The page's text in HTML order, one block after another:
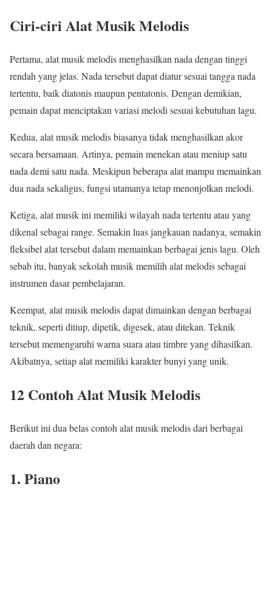
Ciri-ciri Alat Musik Melodis
Pertama, alat musik melodis menghasilkan nada dengan tinggi
rendah yang jelas. Nada tersebut dapat diatur sesuai tangga nada
tertentu, baik diatonis maupun pentatonis. Dengan demikian,
pemain dapat menciptakan variasi melodi sesuai kebutuhan lagu.
Kedua, alat musik melodis biasanya tidak menghasilkan akor
secara bersamaan. Artinya, pemain menekan atau meniup satu
nada demi satu nada. Meskipun beberapa alat mampu memainkan
dua nada sekaligus, fungsi utamanya tetap menonjolkan melodi.
Ketiga, alat musik ini memiliki wilayah nada tertentu atau yang
dikenal sebagai range. Semakin luas jangkauan nadanya, semakin
fleksibel alat tersebut dalam memainkan berbagai jenis lagu. Oleh
sebab itu, banyak sekolah musik memilih alat melodis sebagai
instrumen dasar pembelajaran.
Keempat, alat musik melodis dapat dimainkan dengan berbagai
teknik, seperti ditiup, dipetik, digesek, atau ditekan. Teknik
tersebut memengaruhi warna suara atau timbre yang dihasilkan.
Akibatnya, setiap alat memiliki karakter bunyi yang unik.
12 Contoh Alat Musik Melodis
Berikut ini dua belas contoh alat musik melodis dari berbagai
daerah dan negara:
1. Piano